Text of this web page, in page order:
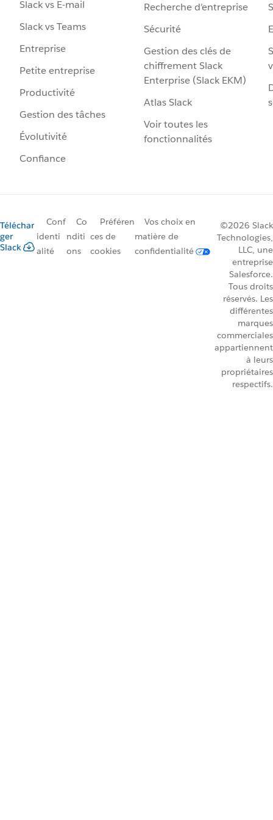
Slack vs E-mail
Slack vs Teams
Entreprise
Petite entreprise
Productivité
Gestion des tâches
Évolutivité
Confiance
Recherche d’entreprise
Sécurité
Gestion des clés de
chiffrement Slack
Enterprise (Slack EKM)
Atlas Slack
Voir toutes les
fonctionnalités
Téléchar
ger
Slack
Conf
identi
alité
Co
nditi
ons
Préféren
ces de
cookies
Vos choix en
matière de
confidentialité
©2026 Slack
Technologies,
LLC, une
entreprise
Salesforce.
Tous droits
réservés. Les
différentes
marques
commerciales
appartiennent
à leurs
propriétaires
respectifs.